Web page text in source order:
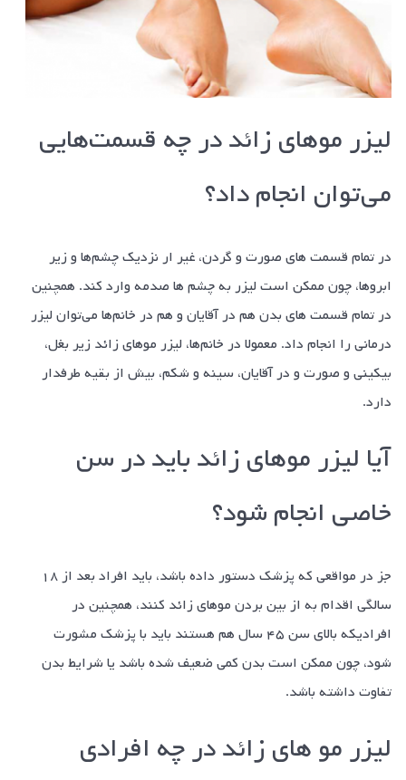
لیزر مو‌های زائد در چه قسمت‌هایی
می‌توان انجام داد؟
در تمام قسمت های صورت و گردن، غیر ار نزدیک چشم‌ها و زیر
ابرو‌ها، چون ممکن است لیزر به چشم ها صدمه وارد کند. همچنین
در تمام قسمت های بدن هم در آقایان و هم در خانم‌ها می‌توان لیزر
درمانی را انجام داد. معمولا در خانم‌ها، لیزر مو‌های زائد زیر بغل،
بیکینی و صورت و در آقایان، سینه و شکم، بیش از بقیه طرفدار
دارد.
آیا لیزر مو‌های زائد باید در سن
خاصی انجام شود؟
جز در مواقعی که پزشک دستور داده باشد، باید افراد بعد از ۱۸
سالگی اقدام به از بین بردن مو‌های زائد کنند، همچنین در
افرادیکه بالای سن ۴۵ سال هم هستند باید با پزشک مشورت
شود، چون ممکن است بدن کمی ضعیف شده باشد یا شرایط بدن
تفاوت داشته باشد.
لیزر مو های زائد در چه افرادی